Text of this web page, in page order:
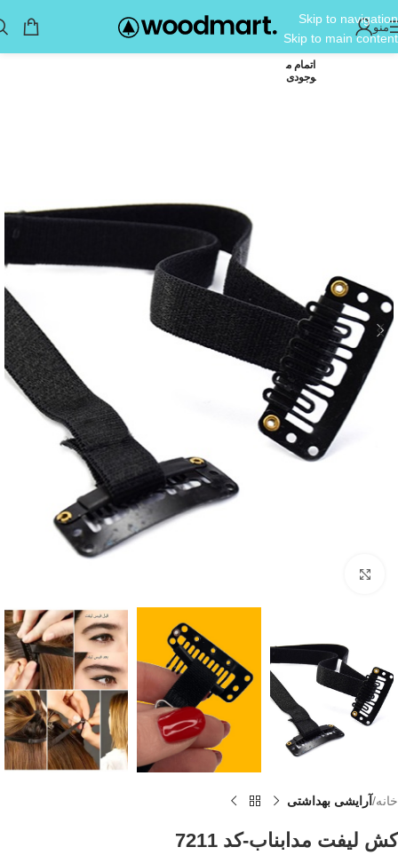
Skip to navigation
Skip to main content
منو
اتمام م
وجودی
خانه آرایشی بهداشتی
کش لیفت مدابناب-کد 7211